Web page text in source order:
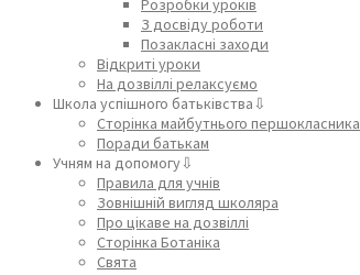
Розробки уроків
З досвіду роботи
Позакласні заходи
Відкриті уроки
На дозвіллі релаксуємо
Школа успішного батьківства⇩
Сторінка майбутнього першокласника
Поради батькам
Учням на допомогу⇩
Правила для учнів
Зовнішній вигляд школяра
Про цікаве на дозвіллі
Сторінка Ботаніка
Свята